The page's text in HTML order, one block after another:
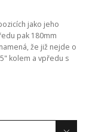
jako jeho
pak 180mm
že již nejde o
kolem a vpředu s